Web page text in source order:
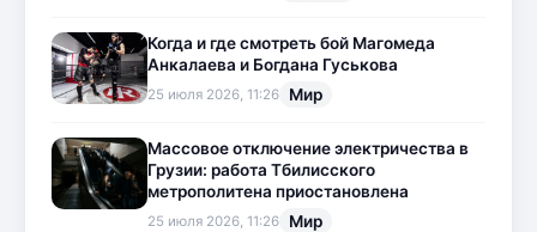
Когда и где смотреть бой Магомеда
Анкалаева и Богдана Гуськова
25 июля 2026, 11:26 Мир
Массовое отключение электричества в
Грузии: работа Тбилисского
метрополитена приостановлена
25 июля 2026, 11:26 Мир